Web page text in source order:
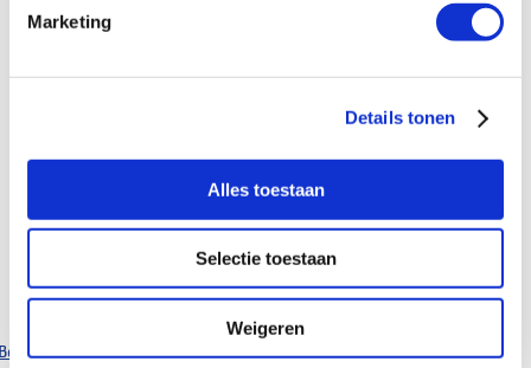
Marketing
Details tonen
Alles toestaan
Selectie toestaan
Weigeren
Kenmerken
Product soort
Draadbus
nr.245
Materiaal
Staal
2x buitendraad
Aansluitmaat
1" x 1.1/4"
alle Nefit Industrial producten